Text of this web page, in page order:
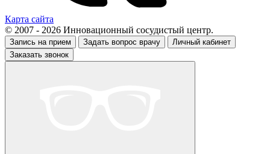
Карта сайта
© 2007 - 2026 Инновационный сосудистый центр.
Запись на прием Задать вопрос врачу
Личный кабинет
Заказать звонок